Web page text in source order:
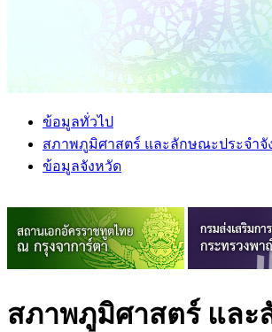
ข้อมูลทั่วไป
สภาพภูมิศาสตร์ และลักษณะประจำจั
ข้อมูลจังหวัด
สภาพภูมิศาสตร์ และ